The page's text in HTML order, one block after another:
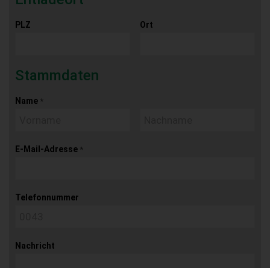
PLZ Ort
Stammdaten
Name *
E-Mail-Adresse *
Telefonnummer
Nachricht